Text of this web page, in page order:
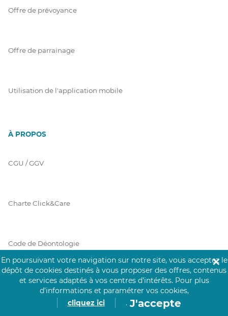
Offre de prévoyance
Offre de parrainage
Utilisation de l'application mobile
À PROPOS
CGU / GGV
Charte Click&Care
Code de Déontologie
Mentions Légales
En poursuivant votre navigation sur notre site, vous acceptez le
dépôt de cookies destinés à vous proposer des offres, contenus
et services adaptés à vos centres d’intérêts. Pour plus
d’informations et paramétrer vos cookies,
cliquez ici
. J'accepte
✕